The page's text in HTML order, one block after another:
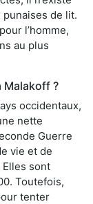
punaises de lit.
l’homme,
au plus
Malakoff ?
occidentaux,
nette
Guerre
vie et de
Elles sont
Toutefois,
tenter